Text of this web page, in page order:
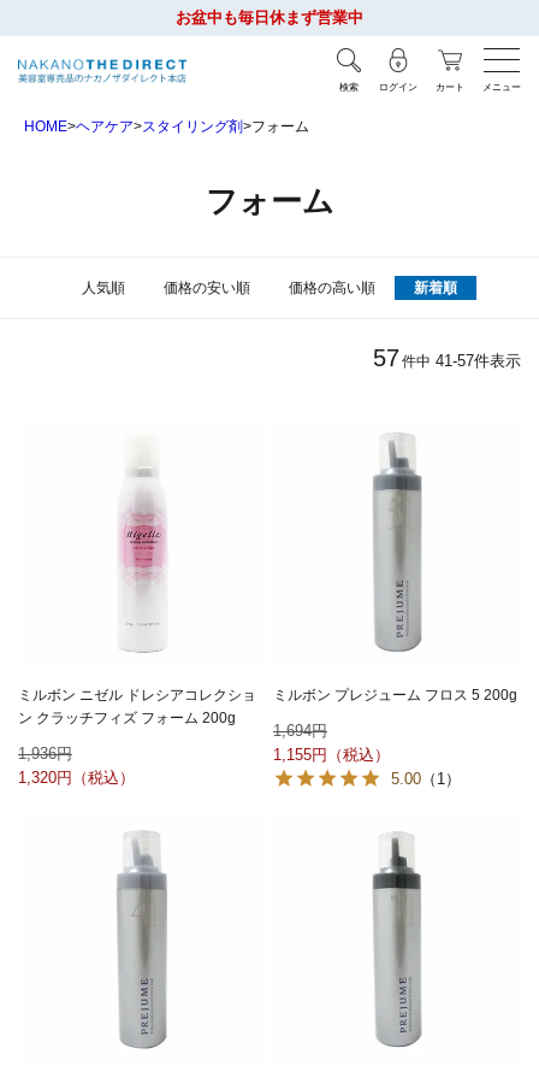
お盆中も毎日休まず営業中
検索 ログイン カート メニュー
HOME ヘアケア スタイリング剤 フォーム
フォーム
人気順 価格の安い順 価格の高い順 新着順
57件中 41-57件表示
ミルボン ニゼル ドレシアコレクショ
ン クラッチフィズ フォーム 200g
1,936
1,320
ミルボン プレジューム フロス 5 200g
1,694
1,155
5.00 （1）